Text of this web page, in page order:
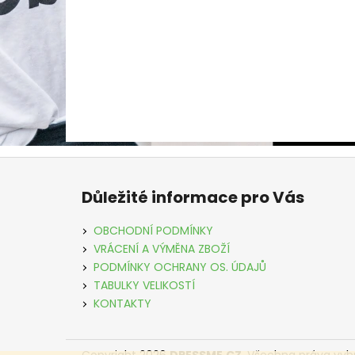
Důležité informace pro Vás
OBCHODNÍ PODMÍNKY
VRÁCENÍ A VÝMĚNA ZBOŽÍ
PODMÍNKY OCHRANY OS. ÚDAJŮ
TABULKY VELIKOSTÍ
KONTAKTY